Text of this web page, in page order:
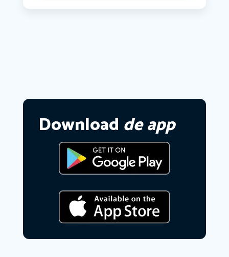
Download de app